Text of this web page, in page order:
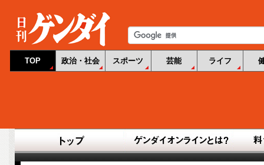
TOP 政治・社会 スポーツ 芸能 ライフ